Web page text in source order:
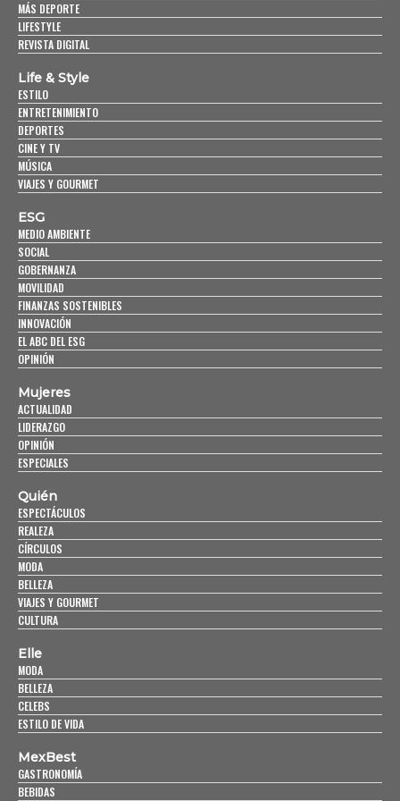
MÁS DEPORTE
LIFESTYLE
REVISTA DIGITAL
Life & Style
ESTILO
ENTRETENIMIENTO
DEPORTES
CINE Y TV
MÚSICA
VIAJES Y GOURMET
ESG
MEDIO AMBIENTE
SOCIAL
GOBERNANZA
MOVILIDAD
FINANZAS SOSTENIBLES
INNOVACIÓN
EL ABC DEL ESG
OPINIÓN
Mujeres
ACTUALIDAD
LIDERAZGO
OPINIÓN
ESPECIALES
Quién
ESPECTÁCULOS
REALEZA
CÍRCULOS
MODA
BELLEZA
VIAJES Y GOURMET
CULTURA
Elle
MODA
BELLEZA
CELEBS
ESTILO DE VIDA
MexBest
GASTRONOMÍA
BEBIDAS